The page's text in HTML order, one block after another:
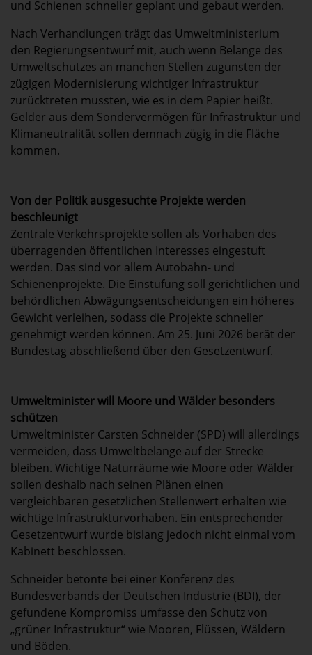
und Schienen schneller geplant und gebaut werden.
Nach Verhandlungen trägt das Umweltministerium
den Regierungsentwurf mit, auch wenn Belange des
Umweltschutzes an manchen Stellen zugunsten der
zügigen Modernisierung wichtiger Infrastruktur
zurücktreten mussten, wie es in dem Papier heißt.
Gelder aus dem Sondervermögen für Infrastruktur und
Klimaneutralität sollen demnach zügig in die Fläche
kommen.
Von der Politik ausgesuchte Projekte werden
beschleunigt
Zentrale Verkehrsprojekte sollen als Vorhaben des
überragenden öffentlichen Interesses eingestuft
werden. Das sind vor allem Autobahn- und
Schienenprojekte. Die Einstufung soll gerichtlichen und
behördlichen Abwägungsentscheidungen ein höheres
Gewicht verleihen, sodass die Projekte schneller
genehmigt werden können. Am 25. Juni 2026 berät der
Bundestag abschließend über den Gesetzentwurf.
Umweltminister will Moore und Wälder besonders
schützen
Umweltminister Carsten Schneider (SPD) will allerdings
vermeiden, dass Umweltbelange auf der Strecke
bleiben. Wichtige Naturräume wie Moore oder Wälder
sollen deshalb nach seinen Plänen einen
vergleichbaren gesetzlichen Stellenwert erhalten wie
wichtige Infrastrukturvorhaben. Ein entsprechender
Gesetzentwurf wurde bislang jedoch nicht einmal vom
Kabinett beschlossen.
Schneider betonte bei einer Konferenz des
Bundesverbands der Deutschen Industrie (BDI), der
gefundene Kompromiss umfasse den Schutz von
„grüner Infrastruktur“ wie Mooren, Flüssen, Wäldern
und Böden.